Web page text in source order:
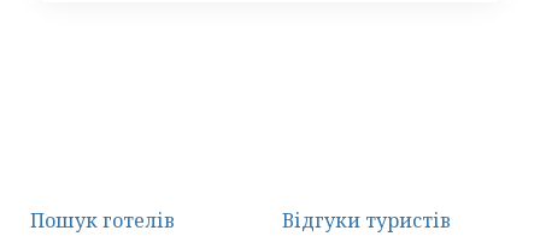
Пошук готелів
Відгуки туристів